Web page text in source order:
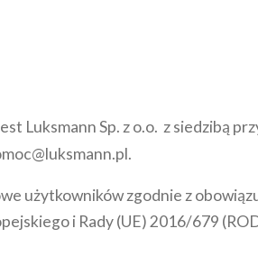
Luksmann Sp. z o.o. z siedzibą
użytkowników zgodnie z
i Rady (UE) 2016/679